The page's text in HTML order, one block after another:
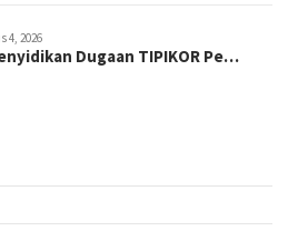
4, 2026
Dugaan TIPIKOR Pe…